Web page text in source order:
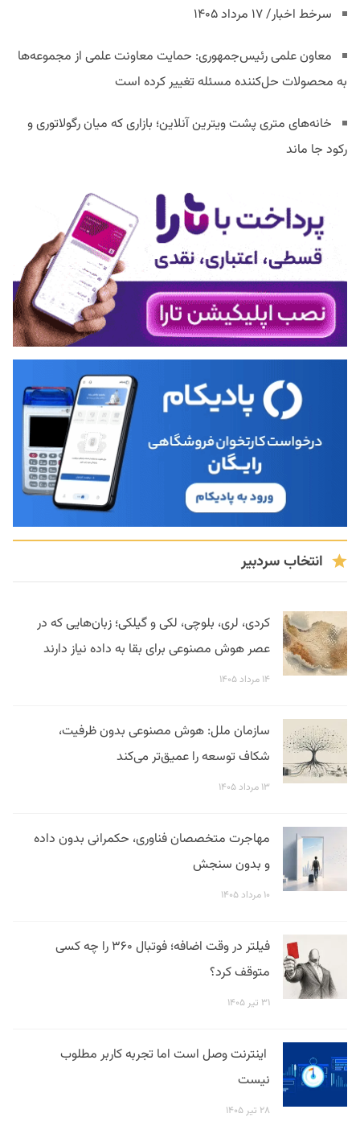
سرخط اخبار/ ۱۷ مرداد ۱۴۰۵
معاون علمی رئیس‌جمهوری: حمایت معاونت علمی از مجموعه‌ها
به محصولات حل‌کننده مسئله تغییر کرده است
خانه‌های متری پشت ویترین آنلاین؛ بازاری که میان رگولاتوری و
رکود جا ماند
انتخاب سردبیر
کردی، لری، بلوچی، لکی و گیلکی؛ زبان‌هایی که در
عصر هوش مصنوعی برای بقا به داده نیاز دارند
۱۴ مرداد ۱۴۰۵
سازمان ملل: هوش مصنوعی بدون ظرفیت،
شکاف توسعه را عمیق‌تر می‌کند
۱۳ مرداد ۱۴۰۵
مهاجرت متخصصان فناوری، حکمرانی بدون داده
و بدون سنجش
۱۰ مرداد ۱۴۰۵
فیلتر در وقت اضافه؛ فوتبال ۳۶۰ را چه کسی
متوقف کرد؟
۳۱ تیر ۱۴۰۵
اینترنت وصل است اما تجربه کاربر مطلوب
نیست
۲۸ تیر ۱۴۰۵